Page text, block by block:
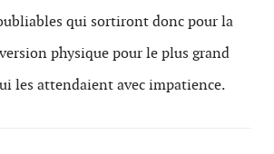
qui sortiront donc pour la
physique pour le plus grand
les attendaient avec impatience.